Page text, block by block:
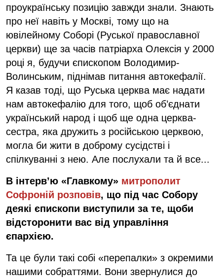
проукраїнську позицію завжди знали. Знають
про неї навіть у Москві, тому що на
ювілейному Соборі (Руської православної
церкви) ще за часів патріарха Олексія у 2000
році я, будучи єпископом Володимир-
Волинським, піднімав питання автокефалії.
Я казав тоді, що Руська церква має надати
нам автокефалію для того, щоб об’єднати
український народ і щоб ще одна церква-
сестра, яка дружить з російською церквою,
могла би жити в доброму сусідстві і
спілкуванні з нею. Але послухали та й все...
В інтерв’ю «Главкому» митрополит
Софроній розповів, що під час Собору
деякі єпископи виступили за те, щоби
відсторонити вас від управління
єпархією.
Та це були такі собі «перепалки» з окремими
нашими собраттями. Вони звернулися до